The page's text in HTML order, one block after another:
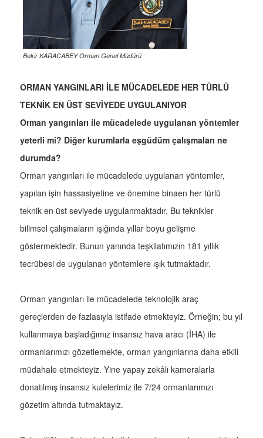
Bekir KARACABEY Orman Genel Müdürü
ORMAN YANGINLARI İLE MÜCADELEDE HER TÜRLÜ
TEKNİK EN ÜST SEVİYEDE UYGULANIYOR
Orman yangınları ile mücadelede uygulanan yöntemler
yeterli mi? Diğer kurumlarla eşgüdüm çalışmaları ne
durumda?
Orman yangınları ile mücadelede uygulanan yöntemler,
yapılan işin hassasiyetine ve önemine binaen her türlü
teknik en üst seviyede uygulanmaktadır. Bu teknikler
bilimsel çalışmaların ışığında yıllar boyu gelişme
göstermektedir. Bunun yanında teşkilatımızın 181 yıllık
tecrübesi de uygulanan yöntemlere ışık tutmaktadır.
Orman yangınları ile mücadelede teknolojik araç
gereçlerden de fazlasıyla istifade etmekteyiz. Örneğin; bu yıl
kullanmaya başladığımız insansız hava aracı (İHA) ile
ormanlarımızı gözetlemekte, orman yangınlarına daha etkili
müdahale etmekteyiz. Yine yapay zekâlı kameralarla
donatılmış insansız kulelerimiz ile 7/24 ormanlarımızı
gözetim altında tutmaktayız.